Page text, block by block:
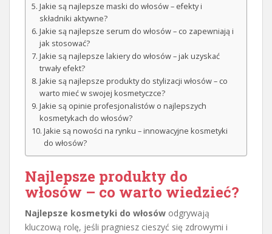
Jakie są najlepsze maski do włosów – efekty i
składniki aktywne?
Jakie są najlepsze serum do włosów – co zapewniają i
jak stosować?
Jakie są najlepsze lakiery do włosów – jak uzyskać
trwały efekt?
Jakie są najlepsze produkty do stylizacji włosów – co
warto mieć w swojej kosmetyczce?
Jakie są opinie profesjonalistów o najlepszych
kosmetykach do włosów?
Jakie są nowości na rynku – innowacyjne kosmetyki
do włosów?
Najlepsze produkty do
włosów – co warto wiedzieć?
Najlepsze kosmetyki do włosów odgrywają
kluczową rolę, jeśli pragniesz cieszyć się zdrowymi i